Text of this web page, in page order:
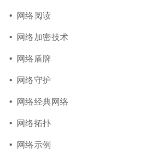
网络阅读
网络加密技术
网络盾牌
网络守护
网络经典网络
网络拓扑
网络示例